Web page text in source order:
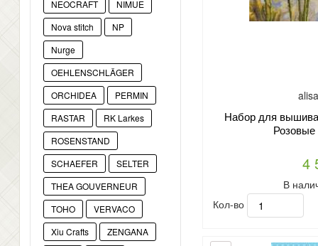
NEOCRAFT
NIMUE
Nova stitch
NP
Nurge
OEHLENSCHLÄGER
ORCHIDEA
PERMIN
RASTAR
RK Larkes
ROSENSTAND
SCHAEFER
SELTER
THEA GOUVERNEUR
TOHO
VERVACO
Xiu Crafts
ZENGANA
Набор для
4
В
Кол-во